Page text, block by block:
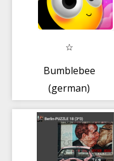
Bumblebee
(german)